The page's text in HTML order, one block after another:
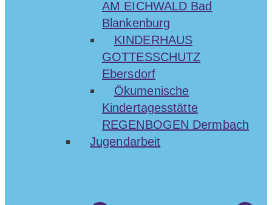
AM EICHWALD Bad
Blankenburg
KINDERHAUS
GOTTESSCHUTZ
Ebersdorf
Ökumenische
Kindertagesstätte
REGENBOGEN Dermbach
Jugendarbeit